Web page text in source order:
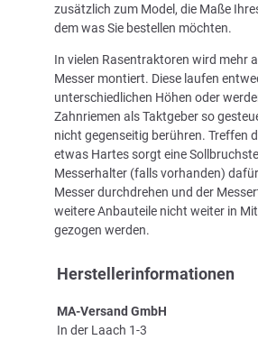
zusätzlich zum Model, die Maße
dem was Sie bestellen möchten.
In vielen Rasentraktoren wird mehr
Messer montiert. Diese laufen
unterschiedlichen Höhen oder
Zahnriemen als Taktgeber so
nicht gegenseitig berühren. Treffen
etwas Hartes sorgt eine
Messerhalter (falls vorhanden)
Messer durchdrehen und der
weitere Anbauteile nicht weiter in
gezogen werden.
Herstellerinformationen
MA-Versand GmbH
In der Laach 1-3